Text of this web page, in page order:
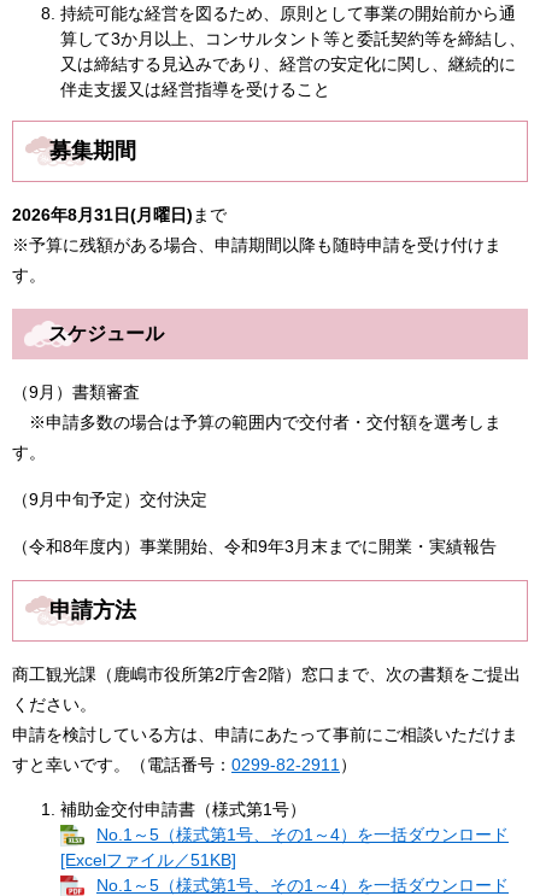
持続可能な経営を図るため、原則として事業の開始前から通
算して3か月以上、コンサルタント等と委託契約等を締結し、
又は締結する見込みであり、経営の安定化に関し、継続的に
伴走支援又は経営指導を受けること
募集期間
2026年8月31日(月曜日) まで
​※予算に残額がある場合、申請期間以降も随時申請を受け付けま
す。
スケジュール
（9月）書類審査
※申請多数の場合は予算の範囲内で交付者・交付額を選考しま
す。
（9月中旬予定）交付決定
（令和8年度内）事業開始、令和9年3月末までに開業・実績報告
申請方法
商工観光課（鹿嶋市役所第2庁舎2階）窓口まで、次の書類をご提出
ください。
申請を検討している方は、申請にあたって事前にご相談いただけま
すと幸いです。（電話番号： 0299-82-2911 ）
補助金交付申請書（様式第1号）​
No.1～5（様式第1号、その1～4）を一括ダウンロード
[Excelファイル／51KB]
No.1～5（様式第1号、その1～4）を一括ダウンロード